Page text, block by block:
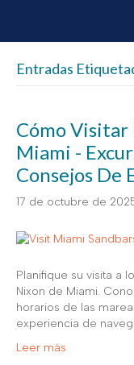
Entradas
Cómo Visitar
Miami -
Consejos De
17 de octubre de
Planifique su visita a
Nixon de Miami.
horarios de las
experiencia de
Leer más